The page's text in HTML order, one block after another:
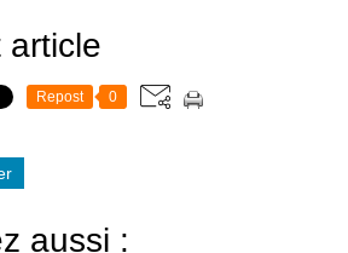
article
Repost 0
aussi :